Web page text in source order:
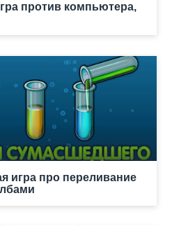
против компьютера,
игра про переливание